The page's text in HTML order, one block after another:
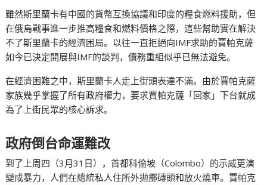
雖然斯里蘭卡有中國的貨幣互換協議和印度的糧食燃料援助，但
在俄烏戰事進一步推高糧食和燃料價格之際，這些幫助實在解決
不了斯里蘭卡的經濟困局。以往一直拒絕向IMF求助的賈帕克薩
如今已決定開展與IMF的談判，債務重組似乎已無法避免。
在經濟困難之中，斯里蘭卡人走上街頭表達不滿。由於賈帕克薩
家族幾乎掌握了所有政府權力，要求賈帕克薩「回家」下台就成
為了上街民眾的核心訴求。
政府倒台命運難改
到了上周四（3月31日），首都科倫坡（Colombo）的示威更演
變成暴力，人們在總統私人住所外拋擲磚頭和放火燒車。賈帕克